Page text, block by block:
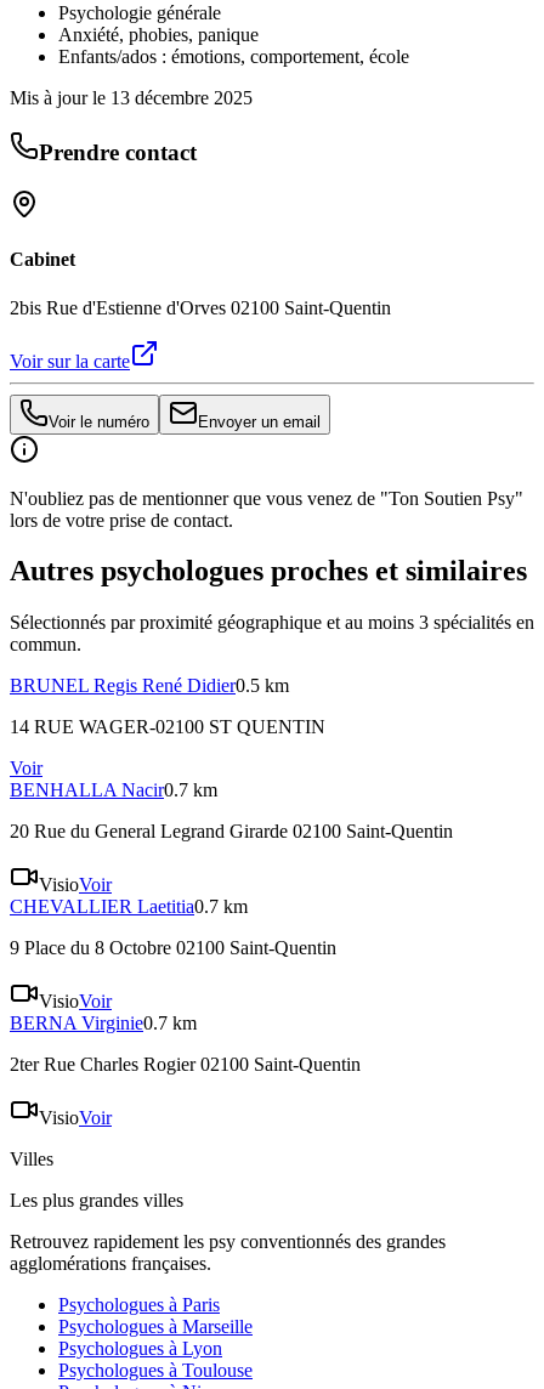
Psychologie générale
Anxiété, phobies, panique
Enfants/ados : émotions, comportement, école
Mis à jour le 13 décembre 2025
Prendre contact
Cabinet
2bis Rue d'Estienne d'Orves 02100 Saint-Quentin
Voir sur la carte
Voir le numéro Envoyer un email
N'oubliez pas de mentionner que vous venez de "Ton Soutien Psy"
lors de votre prise de contact.
Autres psychologues proches et similaires
Sélectionnés par proximité géographique et au moins 3 spécialités en
commun.
BRUNEL Regis René Didier0.5 km
14 RUE WAGER-02100 ST QUENTIN
Voir
BENHALLA Nacir0.7 km
20 Rue du General Legrand Girarde 02100 Saint-Quentin
VisioVoir
CHEVALLIER Laetitia0.7 km
9 Place du 8 Octobre 02100 Saint-Quentin
VisioVoir
BERNA Virginie0.7 km
2ter Rue Charles Rogier 02100 Saint-Quentin
VisioVoir
Villes
Les plus grandes villes
Retrouvez rapidement les psy conventionnés des grandes
agglomérations françaises.
Psychologues à Paris
Psychologues à Marseille
Psychologues à Lyon
Psychologues à Toulouse